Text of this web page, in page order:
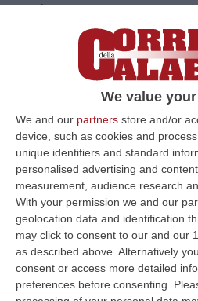
We value
We and our partners store and/or
device, such as cookies and
unique identifiers and standard
personalised advertising and
measurement, audience research
With your permission we and our
geolocation data and identification
may click to consent to our and our
as described above. Alternatively
consent or access more detailed
preferences before consenting.
Deceduto – VIDEO
“CASTROVILLARI Ha continuato a
anzianità del padre deceduto nel 2019,
06 Agosto, 12:13
Appalti Pubblici Gestiti Da Una
Reggio Calabria: 12 Misure Cautelari
“REGGIO CALABRIA Una struttura
da un imprenditore condannato in via
06 Agosto, 11:55
Reggio Calabria, Due Poliziotti Fuori
Colta Da Un Malore In Spiaggia
“REGGIO CALABRIA Nei giorni scorsi,
Pubblica Sicurezza di Gioia Tauro, liberi
06 Agosto, 11:52